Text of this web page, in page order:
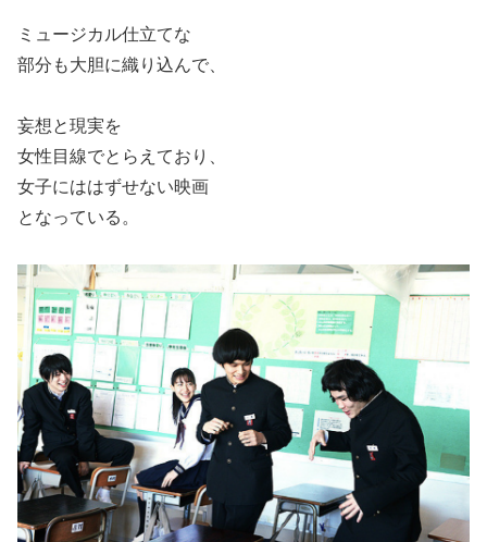
ミュージカル仕立てな
部分も大胆に織り込んで、
妄想と現実を
女性目線でとらえており、
女子にははずせない映画
となっている。